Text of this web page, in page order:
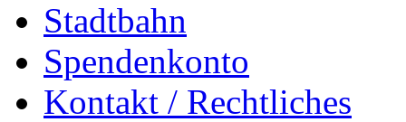
Stadtbahn
Spendenkonto
Kontakt / Rechtliches